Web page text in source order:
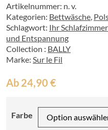
Artikelnummer: n. v.
Kategorien: Bettwäsche
Schlagwort: Ihr
und Entspannung
Collection : BALLY
Marke: Sur le Fil
Ab 24,90 €
Farbe